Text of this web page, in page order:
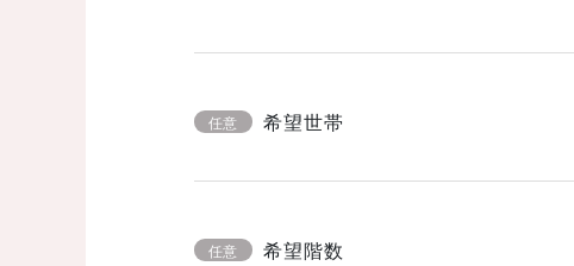
任意 希望世帯
任意 希望階数